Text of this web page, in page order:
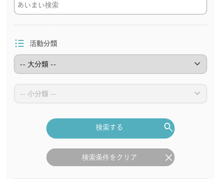
format_list_bulleted 活動分類
keyboard_arrow_down
keyboard_arrow_down
search
検索する
clear
検索条件をクリア